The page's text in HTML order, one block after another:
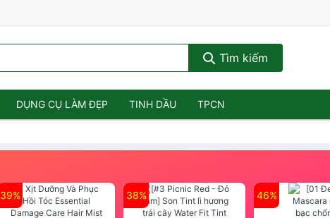
Tìm kiếm
DỤNG CỤ LÀM ĐẸP TINH DẦU TPCN
39% 38% 46%